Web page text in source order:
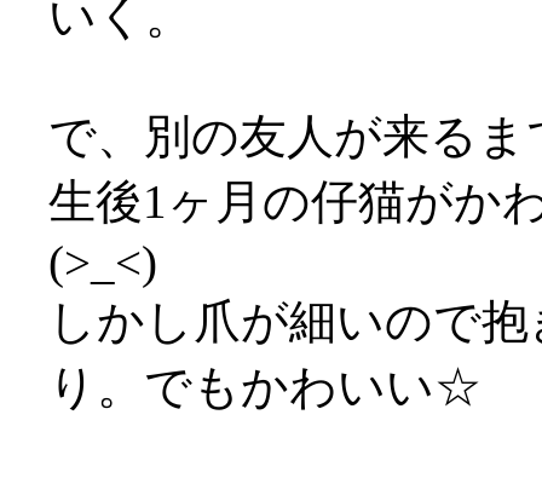
いく。
で、別の友人が来る
生後1ヶ月の仔猫がか
(>_<)
しかし爪が細いので
り。でもかわいい☆